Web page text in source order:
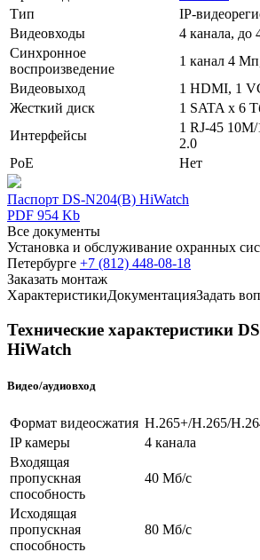
Тип
IP-
Видеовходы
4 канала, до
Синхронное
воспроизведение
1 канал 4
Видеовыход
1 HDMI, 1
Жесткий диск
1 SATA х 6
Интерфейсы
1 RJ-45
2.0
PoE
Нет
Паспорт DS-N204(B) HiWatch
PDF 954 Kb
Все документы
Установка и обслуживание охранных
Петербурге +7 (812) 448-08-18
Заказать монтаж
ХарактеристикиДокументацияЗадать
Технические характеристики
HiWatch
Видео/аудиовход
Формат видеосжатия H.265+/H.265/
IP камеры
4 канала
Входящая
пропускная
способность
40 Мб/с
Исходящая
пропускная
способность
80 Мб/с